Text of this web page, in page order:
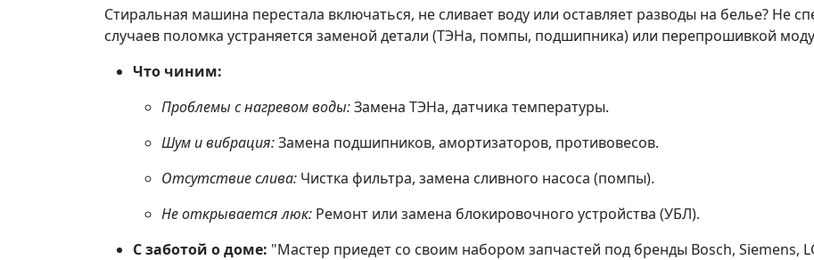
Стиральная машина перестала включаться, не сливает воду или оставляет разводы на белье? Не
случаев поломка устраняется заменой детали (ТЭНа, помпы, подшипника) или перепрошивкой
Что чиним:
Проблемы с нагревом воды:Замена ТЭНа, датчика температуры.
Шум и вибрация:Замена подшипников, амортизаторов, противовесов.
Отсутствие слива: Чистка фильтра, замена сливного насоса (помпы).
Не открывается люк: Ремонт или замена блокировочного устройства (УБЛ).
С заботой о доме: "Мастер приедет со своим набором запчастей под бренды Bosch, Siemens,